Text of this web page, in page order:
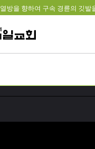
열방을 향하여 구속 경륜의 깃발